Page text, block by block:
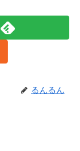
るんるん